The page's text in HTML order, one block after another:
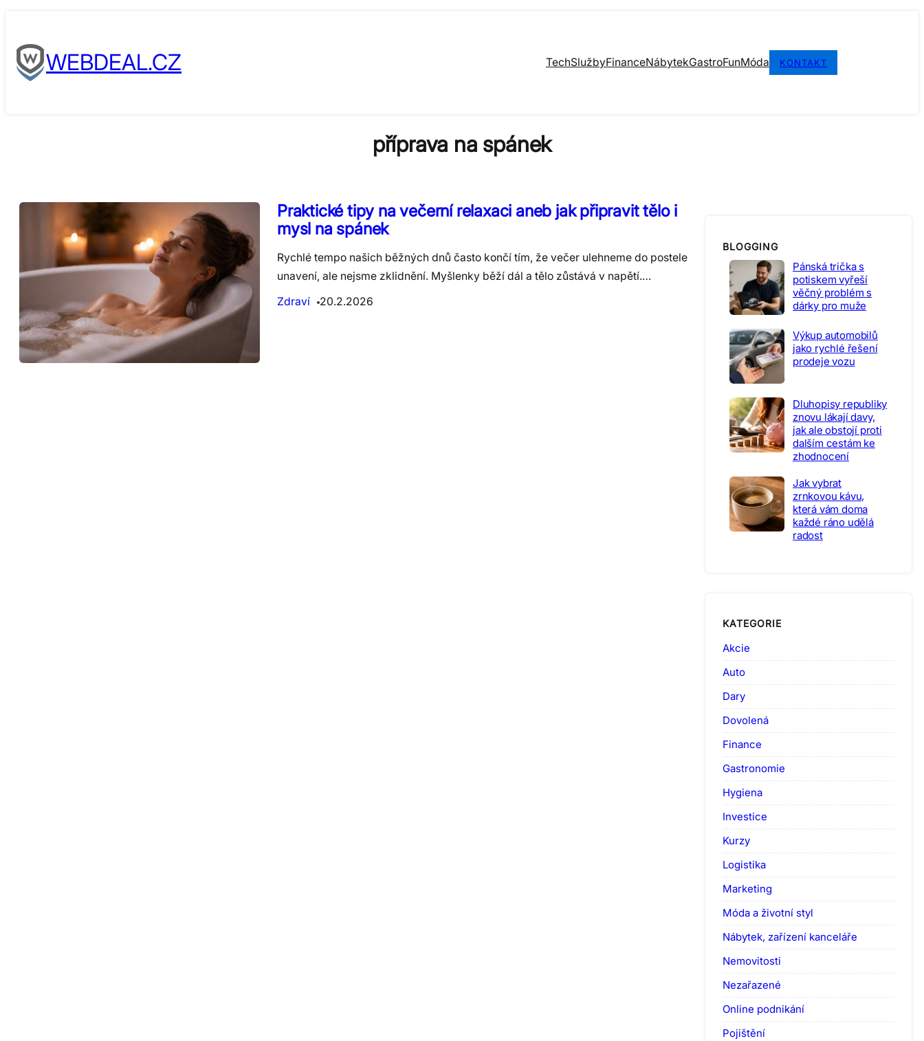
contentWEBDEAL.CZ TechSlužbyFinanceNábytekGastroFunMóda KONTAKT
příprava na spánek
Praktické tipy na večerní relaxaci aneb jak připravit tělo i
mysl na spánek
Rychlé tempo našich běžných dnů často končí tím, že večer ulehneme do postele
unavení, ale nejsme zklidnění. Myšlenky běží dál a tělo zůstává v napětí.…
Zdraví
20.2.2026
BLOGGING
Pánská trička s
potiskem vyřeší
věčný problém s
dárky pro muže
Výkup automobilů
jako rychlé řešení
prodeje vozu
Dluhopisy republiky
znovu lákají davy,
jak ale obstojí proti
dalším cestám ke
zhodnocení
Jak vybrat
zrnkovou kávu,
která vám doma
každé ráno udělá
radost
KATEGORIE
Akcie
Auto
Dary
Dovolená
Finance
Gastronomie
Hygiena
Investice
Kurzy
Logistika
Marketing
Móda a životní styl
Nábytek, zařízení kanceláře
Nemovitosti
Nezařazené
Online podnikání
Pojištění